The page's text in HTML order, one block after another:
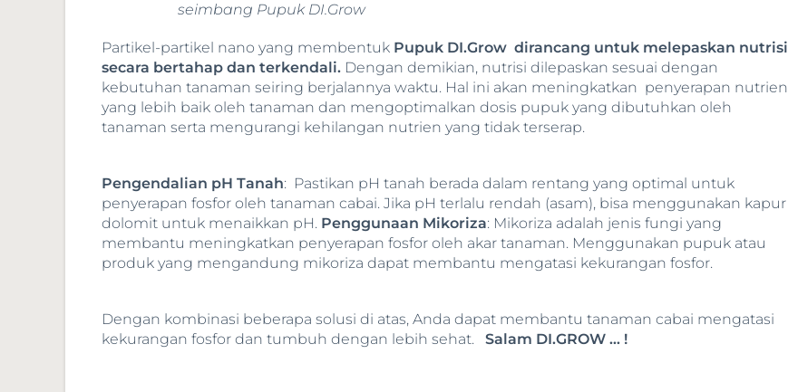
seimbang Pupuk DI.Grow
Partikel-partikel nano yang membentuk Pupuk DI.Grow dirancang untuk melepaskan nutrisi
secara bertahap dan terkendali. Dengan demikian, nutrisi dilepaskan sesuai dengan
kebutuhan tanaman seiring berjalannya waktu. Hal ini akan meningkatkan penyerapan nutrien
yang lebih baik oleh tanaman dan mengoptimalkan dosis pupuk yang dibutuhkan oleh
tanaman serta mengurangi kehilangan nutrien yang tidak terserap.
Pengendalian pH Tanah: Pastikan pH tanah berada dalam rentang yang optimal untuk
penyerapan fosfor oleh tanaman cabai. Jika pH terlalu rendah (asam), bisa menggunakan kapur
dolomit untuk menaikkan pH. Penggunaan Mikoriza: Mikoriza adalah jenis fungi yang
membantu meningkatkan penyerapan fosfor oleh akar tanaman. Menggunakan pupuk atau
produk yang mengandung mikoriza dapat membantu mengatasi kekurangan fosfor.
Dengan kombinasi beberapa solusi di atas, Anda dapat membantu tanaman cabai mengatasi
kekurangan fosfor dan tumbuh dengan lebih sehat. Salam DI.GROW … !